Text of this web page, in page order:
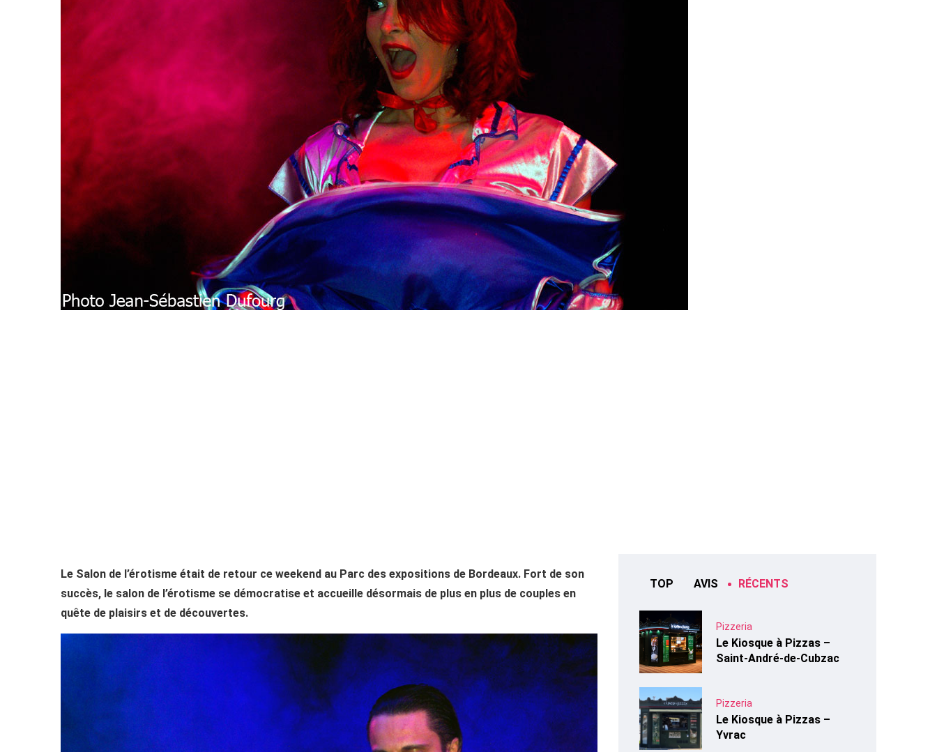
Le Salon de l’érotisme était de retour ce weekend au Parc des expositions de Bordeaux. Fort de son
succès, le salon de l’érotisme se démocratise et accueille désormais de plus en plus de couples en
quête de plaisirs et de découvertes.
TOP AVIS RÉCENTS
Pizzeria
Le Kiosque à Pizzas –
Saint-André-de-Cubzac
Pizzeria
Le Kiosque à Pizzas –
Yvrac